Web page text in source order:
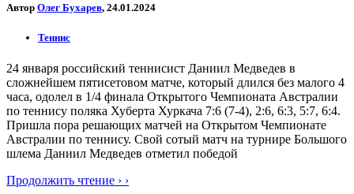
Автор Олег Бухарев, 24.01.2024
Теннис
24 января российский теннисист Даниил Медведев в
сложнейшем пятисетовом матче, который длился без малого 4
часа, одолел в 1/4 финала Открытого Чемпионата Австралии
по теннису поляка Хуберта Хуркача 7:6 (7-4), 2:6, 6:3, 5:7, 6:4.
Пришла пора решающих матчей на Открытом Чемпионате
Австралии по теннису. Свой сотый матч на турнире Большого
шлема Даниил Медведев отметил победой
Продолжить чтение › ›